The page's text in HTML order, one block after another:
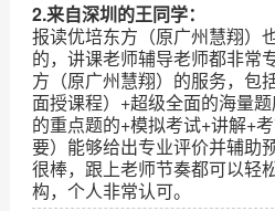
2.来自深圳的王同学：
报读优培东方（原广州慧翔）
的，讲课老师辅导老师都非常
方（原广州慧翔）的服务，包
面授课程）+超级全面的海量
的重点题的+模拟考试+讲解+
要）能够给出专业评价并辅
很棒，跟上老师节奏都可以轻
构，个人非常认可。